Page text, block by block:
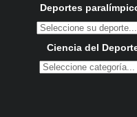
Deportes
Ciencia del